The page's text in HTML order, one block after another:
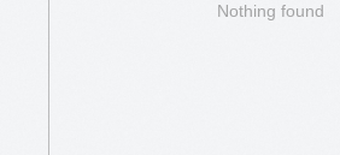
Nothing found